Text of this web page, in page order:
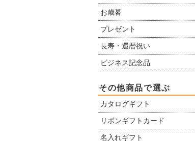
お歳暮
プレゼント
長寿・還暦祝い
ビジネス記念品
その他商品で選ぶ
カタログギフト
リボンギフトカード
名入れギフト